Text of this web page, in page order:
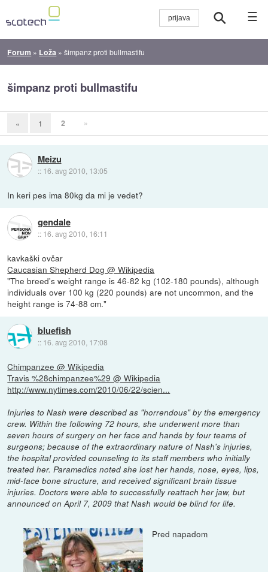
☰
Forum » Loža »šimpanz proti bullmastifu
šimpanz proti bullmastifu
« 1 2 »
Meizu
:: 16. avg 2010, 13:05
In keri pes ima 80kg da mi je vedet?
gendale
:: 16. avg 2010, 16:11
kavkaški ovčar
Caucasian Shepherd Dog @ Wikipedia
"The breed's weight range is 46-82 kg (102-180 pounds), although
individuals over 100 kg (220 pounds) are not uncommon, and the
height range is 74-88 cm."
bluefish
:: 16. avg 2010, 17:08
Chimpanzee @ Wikipedia
Travis %28chimpanzee%29 @ Wikipedia
http://www.nytimes.com/2010/06/22/scien...
Injuries to Nash were described as "horrendous" by the emergency
crew. Within the following 72 hours, she underwent more than
seven hours of surgery on her face and hands by four teams of
surgeons; because of the extraordinary nature of Nash's injuries,
the hospital provided counseling to its staff members who initially
treated her. Paramedics noted she lost her hands, nose, eyes, lips,
mid-face bone structure, and received significant brain tissue
injuries. Doctors were able to successfully reattach her jaw, but
announced on April 7, 2009 that Nash would be blind for life.
Pred napadom